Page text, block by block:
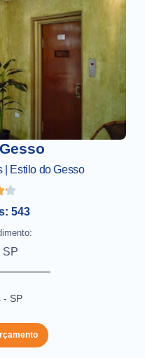
| Estilo do Gesso
543
SP
- SP